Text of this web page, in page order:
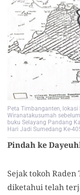
Peta Timbanganten,
Wiranatakusumah
buku Selayang Pandang
Hari Jadi Sumedang Ke-
Pindah ke
Sejak tokoh
diketahui telah